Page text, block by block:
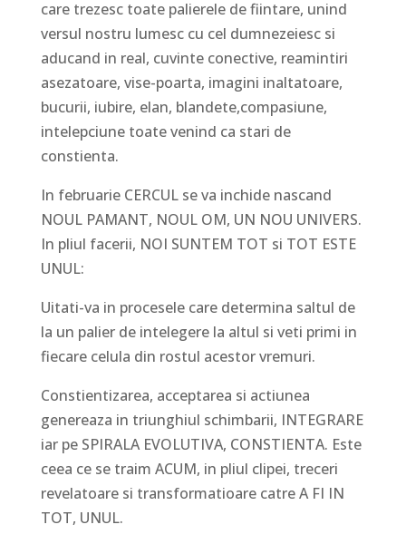
care trezesc toate palierele de fiintare, unind
versul nostru lumesc cu cel dumnezeiesc si
aducand in real, cuvinte conective, reamintiri
asezatoare, vise-poarta, imagini inaltatoare,
bucurii, iubire, elan, blandete,compasiune,
intelepciune toate venind ca stari de
constienta.
In februarie CERCUL se va inchide nascand
NOUL PAMANT, NOUL OM, UN NOU UNIVERS.
In pliul facerii, NOI SUNTEM TOT si TOT ESTE
UNUL:
Uitati-va in procesele care determina saltul de
la un palier de intelegere la altul si veti primi in
fiecare celula din rostul acestor vremuri.
Constientizarea, acceptarea si actiunea
genereaza in triunghiul schimbarii, INTEGRARE
iar pe SPIRALA EVOLUTIVA, CONSTIENTA. Este
ceea ce se traim ACUM, in pliul clipei, treceri
revelatoare si transformatioare catre A FI IN
TOT, UNUL.